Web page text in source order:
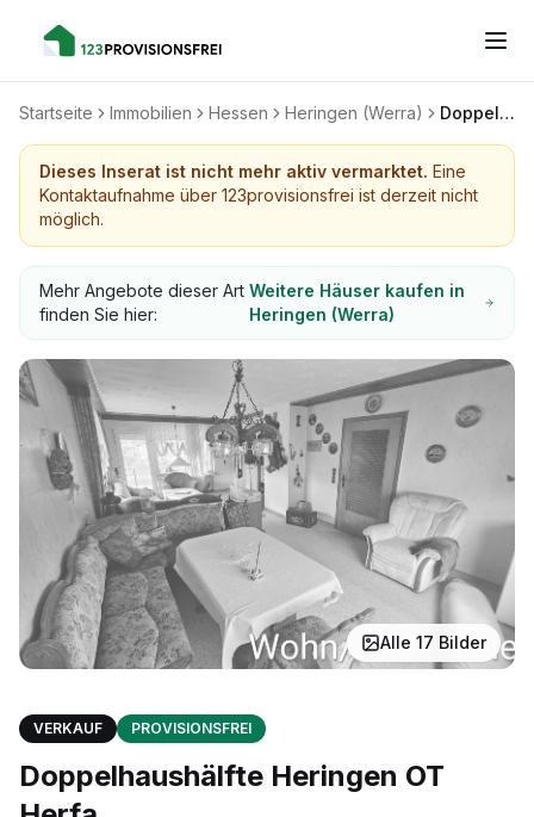
Startseite Immobilien Hessen Heringen (Werra) Doppelhaushälfte Heringen OT Herfa
Dieses Inserat ist nicht mehr aktiv vermarktet. Eine
Kontaktaufnahme über 123provisionsfrei ist derzeit nicht
möglich.
Mehr Angebote dieser Art
finden Sie hier:
Weitere Häuser kaufen in
Heringen (Werra)
Alle 17 Bilder
VERKAUF PROVISIONSFREI
Doppelhaushälfte Heringen OT